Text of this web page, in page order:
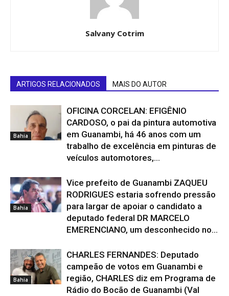
Salvany Cotrim
ARTIGOS RELACIONADOS MAIS DO AUTOR
Bahia
OFICINA CORCELAN: EFIGÊNIO
CARDOSO, o pai da pintura automotiva
em Guanambi, há 46 anos com um
trabalho de excelência em pinturas de
veículos automotores,...
Bahia
Vice prefeito de Guanambi ZAQUEU
RODRIGUES estaria sofrendo pressão
para largar de apoiar o candidato a
deputado federal DR MARCELO
EMERENCIANO, um desconhecido no...
Bahia
CHARLES FERNANDES: Deputado
campeão de votos em Guanambi e
região, CHARLES diz em Programa de
Rádio do Bocão de Guanambi (Val